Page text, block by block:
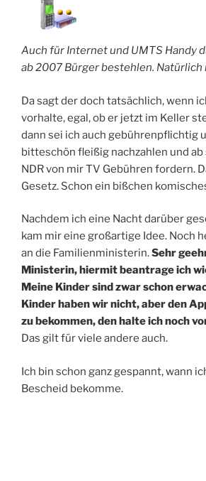
Auch für Internet und UMTS Handy
ab 2007 Bürger bestehlen. Natürlich
Da sagt der doch tatsächlich, wenn
vorhalte, egal, ob er jetzt im Keller
dann sei ich auch gebührenpflichtig
bitteschön fleißig nachzahlen und
NDR von mir TV Gebühren fordern.
Gesetz. Schon ein bißchen
Nachdem ich eine Nacht darüber
kam mir eine großartige Idee. Noch
an die Familienministerin.Sehr
Ministerin, hiermit beantrage ich
Meine Kinder sind zwar schon
Kinder haben wir nicht, aber den
zu bekommen, den halte ich noch
Das gilt für viele andere auch.
Ich bin schon ganz gespannt, wann
Bescheid bekomme.